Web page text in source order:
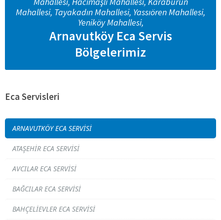
Mahallesi, Tayakadın Mahallesi, Yassıören Mahallesi,
Yeniköy Mahallesi,
Arnavutköy Eca Servis
Bölgelerimiz
Eca Servisleri
ARNAVUTKÖY ECA SERVISI
ATAŞEHIR ECA SERVISI
AVCILAR ECA SERVISI
BAĞCILAR ECA SERVISI
BAHÇELIEVLER ECA SERVISI